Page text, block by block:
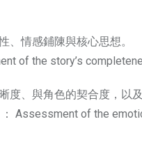
、情感鋪陳與核心思想。
of the story’s
度、與角色的契合度，以
： Assessment of the